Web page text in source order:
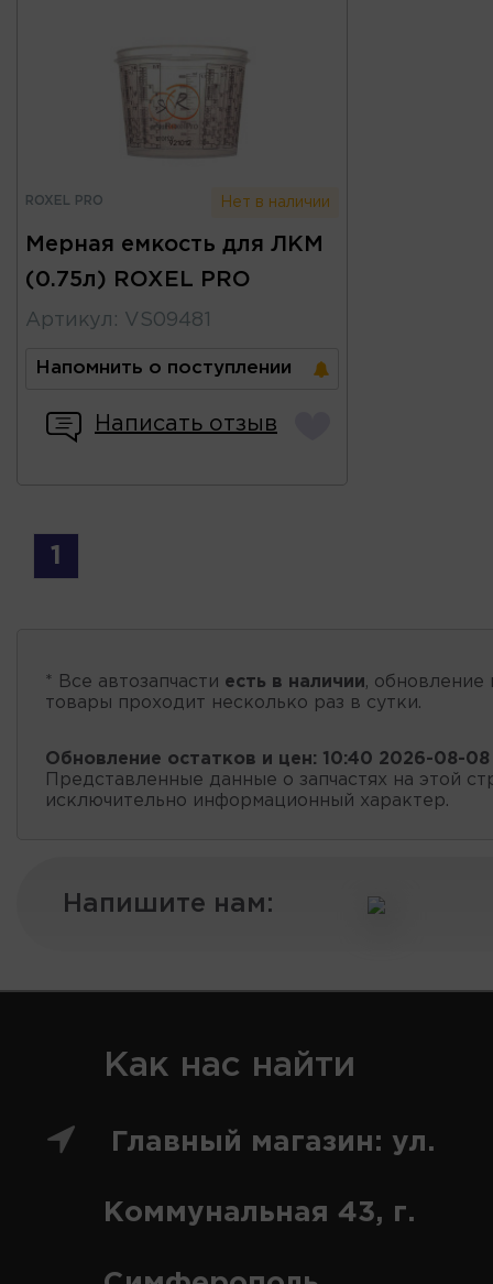
ROXEL PRO Нет в наличии
Мерная емкость для ЛКМ
(0.75л) ROXEL PRO
Артикул : VS09481
Напомнить о поступлении
Написать отзыв
1
* Все автозапчасти есть в наличии, обновление
товары проходит несколько раз в сутки.
Обновление остатков и цен: 10:40 2026-08-08
Представленные данные о запчастях на этой
исключительно информационный характер.
Напишите нам:
Как нас найти
Главный магазин: ул.
Коммунальная 43, г.